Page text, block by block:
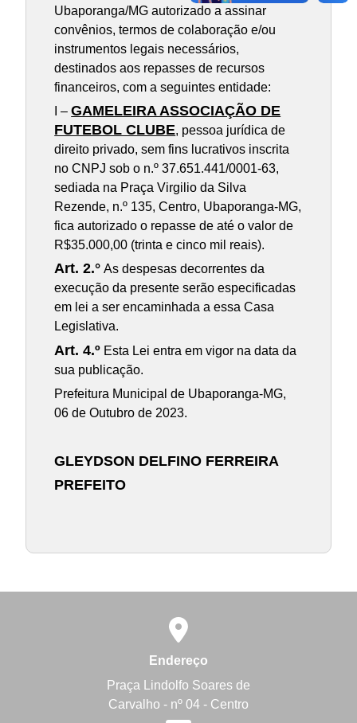
Ubaporanga/MG autorizado a assinar
convênios, termos de colaboração e/ou
instrumentos legais necessários,
destinados aos repasses de recursos
financeiros, com a seguintes entidade:
I –GAMELEIRA ASSOCIAÇÃO DE
FUTEBOL CLUBE, pessoa jurídica de
direito privado, sem fins lucrativos inscrita
no CNPJ sob o n.º 37.651.441/0001-63,
sediada na Praça Virgilio da Silva
Rezende, n.º 135, Centro, Ubaporanga-MG,
fica autorizado o repasse de até o valor de
R$35.000,00 (trinta e cinco mil reais).
Art. 2.° As despesas decorrentes da
execução da presente serão especificadas
em lei a ser encaminhada a essa Casa
Legislativa.
Art. 4.º Esta Lei entra em vigor na data da
sua publicação.
Prefeitura Municipal de Ubaporanga-MG,
06 de Outubro de 2023.
GLEYDSON DELFINO FERREIRA
PREFEITO
Endereço
Praça Lindolfo Soares de
Carvalho - nº 04 - Centro